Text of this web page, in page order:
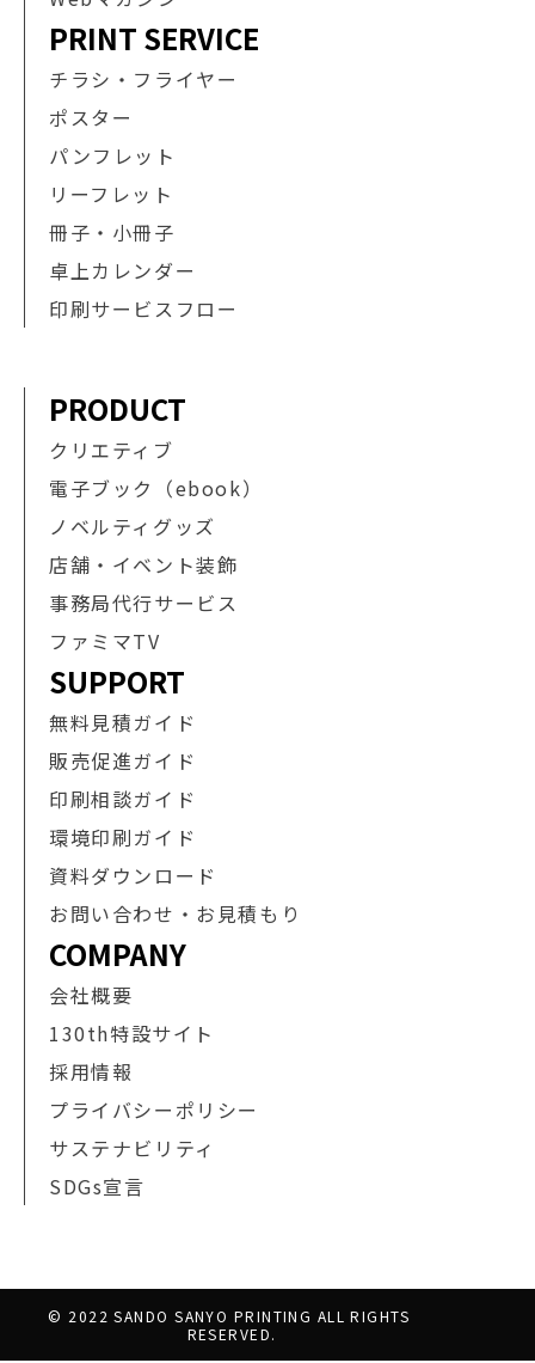
PRINT SERVICE
チラシ・フライヤー
ポスター
パンフレット
リーフレット
冊子・小冊子
卓上カレンダー
印刷サービスフロー
PRODUCT
クリエティブ
電子ブック（ebook）
ノベルティグッズ
店舗・イベント装飾
事務局代行サービス
ファミマTV
SUPPORT
無料見積ガイド
販売促進ガイド
印刷相談ガイド
環境印刷ガイド
資料ダウンロード
お問い合わせ・お見積もり
COMPANY
会社概要
130th特設サイト
採用情報
プライバシーポリシー
サステナビリティ
SDGs宣言
© 2022 SANDO SANYO PRINTING ALL RIGHTS
RESERVED.